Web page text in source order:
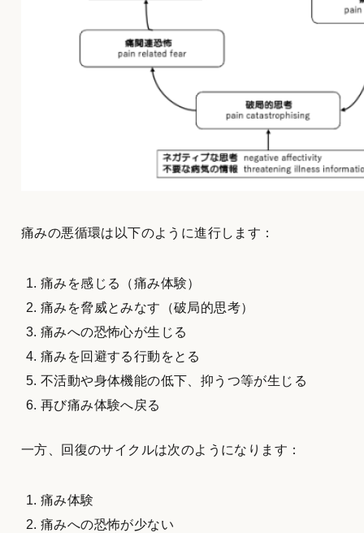
痛みの悪循環は以下のように進行します：
痛みを感じる（痛み体験）
痛みを脅威とみなす（破局的思考）
痛みへの恐怖心が生じる
痛みを回避する行動をとる
不活動や身体機能の低下、抑うつ等が生じる
再び痛み体験へ戻る
一方、回復のサイクルは次のようになります：
痛み体験
痛みへの恐怖が少ない